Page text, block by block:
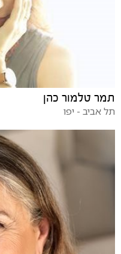
תמר טלמור כהן
תל אביב - יפו